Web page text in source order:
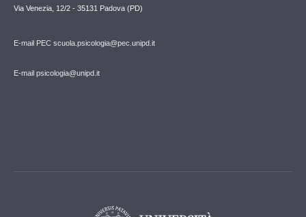
Via Venezia, 12/2 - 35131 Padova (PD)
E-mail PEC scuola.psicologia@pec.unipd.it
E-mail psicologia@unipd.it